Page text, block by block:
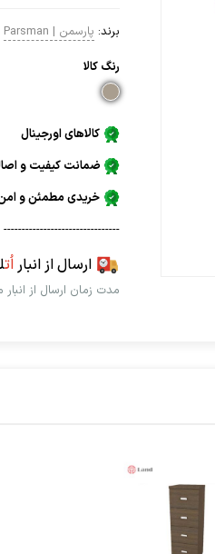
برند: پارسمن | Parsman
رنگ كالا
کالاهای اورجینال
ضمانت کیفیت و
خریدی مطمئن و
--------------------------------
ارسال از انباراُت
مدت زمان ارسال از انبار مرکزی: 3 الی